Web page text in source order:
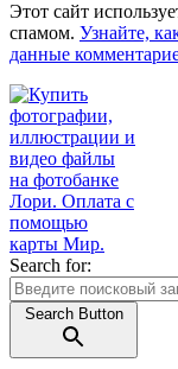
Этот сайт
спамом. Узнайте,
данные
Search for:
Search Button